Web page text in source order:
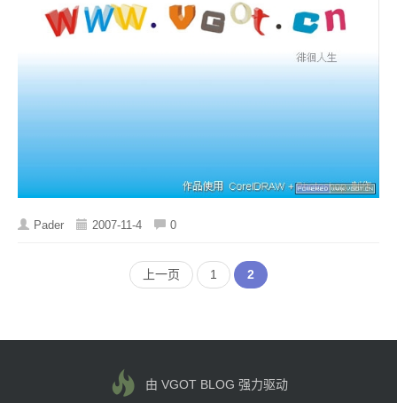
Pader 2007-11-4 0
上一页 1 2
由 VGOT BLOG 强力驱动